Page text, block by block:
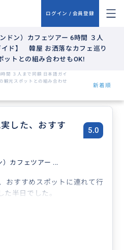
ログイン / 会員登録
）カフェツアー 6時間 ３人
イド】 韓屋 お洒落なカフェ巡り
ットとの組み合わせもOK!
間 ３人まで同額 日本語ガイ
観光スポットとの組み合わせ
新着順
した、おすす
5.0
）カフェツアー ...
おすすめスポットに連れて行
た半日でした。